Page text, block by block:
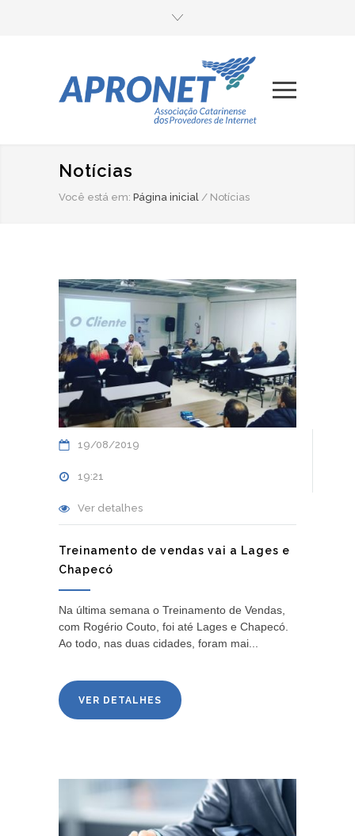
Notícias
Você está em: Página inicial / Notícias
19/08/2019
19:21
Ver detalhes
Treinamento de vendas vai a Lages e
Chapecó
Na última semana o Treinamento de Vendas,
com Rogério Couto, foi até Lages e Chapecó.
Ao todo, nas duas cidades, foram mai...
VER DETALHES